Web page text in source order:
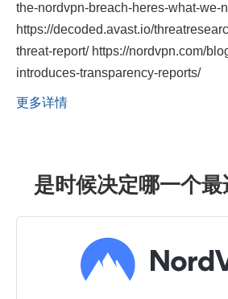
the-nordvpn-breach-heres-what-we-
https://decoded.avast.io/
threat-report/ https://nordvpn.com/
introduces-transparency-reports/
更多详情
是时候决定哪一个最